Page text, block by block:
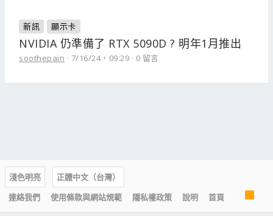
新訊 顯示卡
NVIDIA 仍準備了 RTX 5090D ? 明年1月推出
soothepain 7/16/24，09:29 0 留言
淺色明亮
正體中文（台灣）
連絡我們
使用條款與網站規範 隱私權政策 說明 首頁
R
S
S